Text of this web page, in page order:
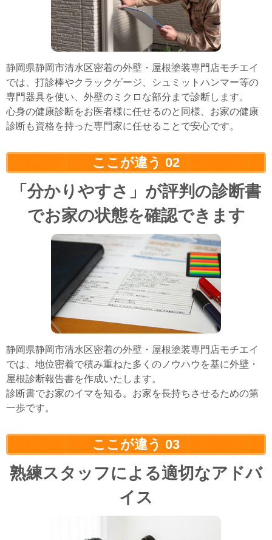
静岡県静岡市清水区密着の外壁・屋根塗装専門店モチエイ
では、打診棒やクラックゲージ、シュミットハンマー等の
専門器具を使い、外壁のミクロな部分まで診断します。
心身の健康診断をお医者様に任せるのと同様、お家の健康
診断も資格を持った専門家に任せることで安心です。
ここが違う 02
「分かりやすさ」が評判の診断書
でお家の状態を確認できます
静岡県静岡市清水区密着の外壁・屋根塗装専門店モチエイ
では、地位密着で積み重ねた多くのノウハウを基に外壁・
屋根診断報告書を作成いたします。
診断書でお家のイマを知る。お家を長持ちさせるための第
一歩です。
ここが違う 03
熟練スタッフによる適切なアドバ
イス